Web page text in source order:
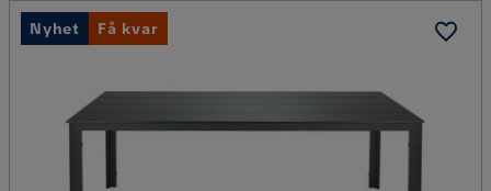
Nyhet Få kvar